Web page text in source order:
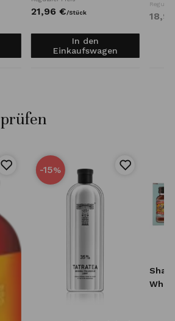
21,96 €/Stück
In den
Einkaufswagen
18,91
-15%